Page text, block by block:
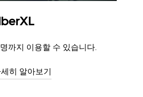
까지 이용할 수 있습니다.
히 알아보기